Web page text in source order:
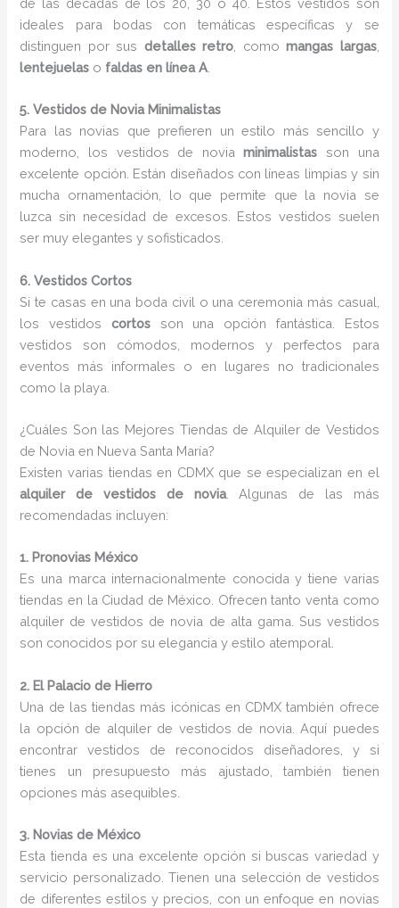
de las décadas de los 20, 30 o 40. Estos vestidos son
ideales para bodas con temáticas específicas y se
distinguen por sus detalles retro , comomangas largas,
lentejuelas o faldas en línea A
5. Vestidos de Novia Minimalistas
Para las novias que prefieren un estilo más sencillo y
moderno, los vestidos de noviaminimalistas son una
excelente opción. Están diseñados con líneas limpias y sin
mucha ornamentación, lo que permite que la novia se
luzca sin necesidad de excesos. Estos vestidos suelen
ser muy elegantes y sofisticados.
6. Vestidos Cortos
Si te casas en una boda civil o una ceremonia más casual,
los vestidos cortosson una opción fantástica. Estos
vestidos son cómodos, modernos y perfectos para
eventos más informales o en lugares no tradicionales
como la playa.
¿Cuáles Son las Mejores Tiendas de Alquiler de Vestidos
de Novia en Nueva Santa María?
Existen varias tiendas en CDMX que se especializan en el
alquiler de vestidos de novia. Algunas de las más
recomendadas incluyen:
1. Pronovias México
Es una marca internacionalmente conocida y tiene varias
tiendas en la Ciudad de México. Ofrecen tanto venta como
alquiler de vestidos de novia de alta gama. Sus vestidos
son conocidos por su elegancia y estilo atemporal.
2. El Palacio de Hierro
Una de las tiendas más icónicas en CDMX también ofrece
la opción de alquiler de vestidos de novia. Aquí puedes
encontrar vestidos de reconocidos diseñadores, y si
tienes un presupuesto más ajustado, también tienen
opciones más asequibles.
3. Novias de México
Esta tienda es una excelente opción si buscas variedad y
servicio personalizado. Tienen una selección de vestidos
de diferentes estilos y precios, con un enfoque en novias